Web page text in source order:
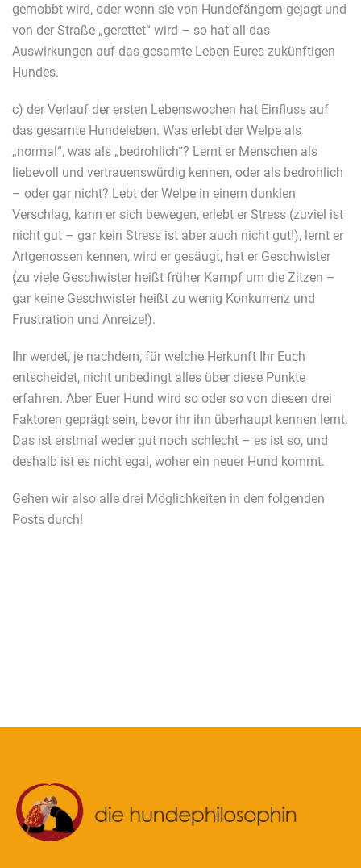
gemobbt wird, oder wenn sie von Hundefängern gejagt und
von der Straße „gerettet“ wird – so hat all das
Auswirkungen auf das gesamte Leben Eures zukünftigen
Hundes.
c) der Verlauf der ersten Lebenswochen hat Einfluss auf
das gesamte Hundeleben. Was erlebt der Welpe als
„normal“, was als „bedrohlich“? Lernt er Menschen als
liebevoll und vertrauenswürdig kennen, oder als bedrohlich
– oder gar nicht? Lebt der Welpe in einem dunklen
Verschlag, kann er sich bewegen, erlebt er Stress (zuviel ist
nicht gut – gar kein Stress ist aber auch nicht gut!), lernt er
Artgenossen kennen, wird er gesäugt, hat er Geschwister
(zu viele Geschwister heißt früher Kampf um die Zitzen –
gar keine Geschwister heißt zu wenig Konkurrenz und
Frustration und Anreize!).
Ihr werdet, je nachdem, für welche Herkunft Ihr Euch
entscheidet, nicht unbedingt alles über diese Punkte
erfahren. Aber Euer Hund wird so oder so von diesen drei
Faktoren geprägt sein, bevor ihr ihn überhaupt kennen lernt.
Das ist erstmal weder gut noch schlecht – es ist so, und
deshalb ist es nicht egal, woher ein neuer Hund kommt.
Gehen wir also alle drei Möglichkeiten in den folgenden
Posts durch!